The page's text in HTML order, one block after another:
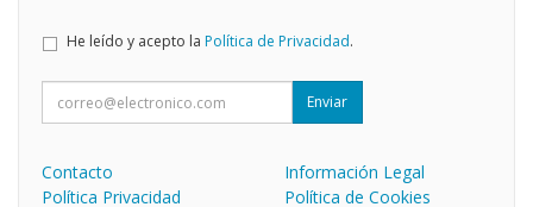
He leído y acepto la Política de Privacidad.
Enviar
Contacto
Información Legal
Política Privacidad
Política de Cookies